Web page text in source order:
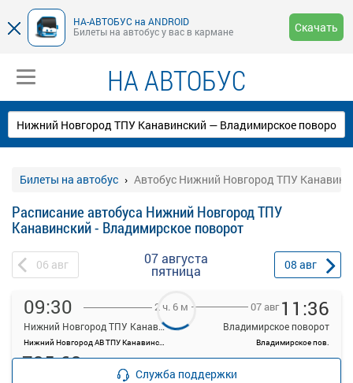
НА-АВТОБУС на ANDROID
Билеты на автобус у вас в кармане
Скачать
НА АВТОБУС
Билеты на автобус Автобус Нижний Новгород ТПУ
Расписание автобуса Нижний Новгород ТПУ
Канавинский - Владимирское поворот
06 авг 07 августа
пятница 08 авг
09:30
Нижний Новгород ТПУ Канавинский
Нижний Новгород АВ ТПУ Канавинский
2 ч. 6 м 07 авг 11:36
Владимирское поворот
Владимирское пов.
735.63 Служба поддержки